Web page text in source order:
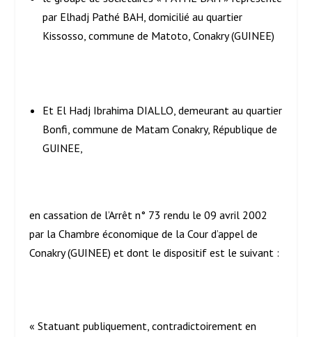
par Elhadj Pathé BAH, domicilié au quartier
Kissosso, commune de Matoto, Conakry (GUINEE)
Et El Hadj Ibrahima DIALLO, demeurant au quartier
Bonfi, commune de Matam Conakry, République de
GUINEE,
en cassation de l’Arrêt n° 73 rendu le 09 avril 2002
par la Chambre économique de la Cour d’appel de
Conakry (GUINEE) et dont le dispositif est le suivant :
« Statuant publiquement, contradictoirement en